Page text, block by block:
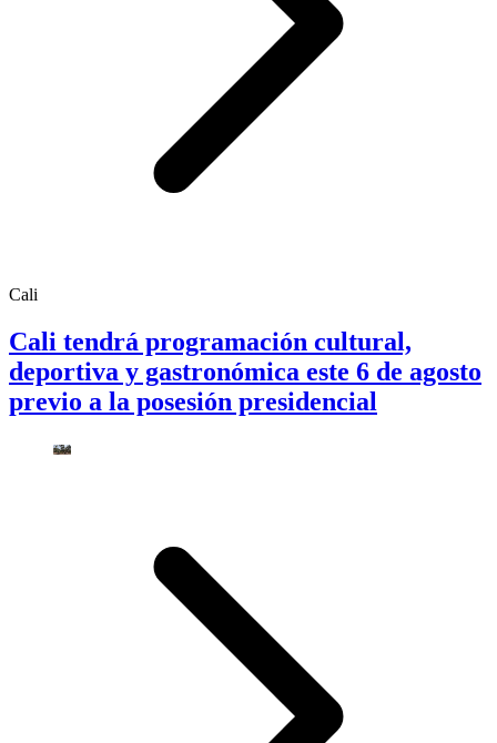
Cali
Cali tendrá programación cultural,
deportiva y gastronómica este 6 de agosto
previo a la posesión presidencial